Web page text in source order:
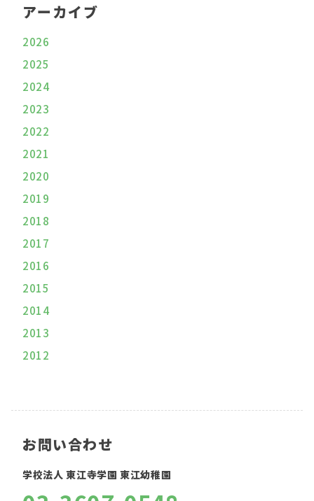
アーカイブ
2026
2025
2024
2023
2022
2021
2020
2019
2018
2017
2016
2015
2014
2013
2012
お問い合わせ
学校法人 東江寺学園 東江幼稚園